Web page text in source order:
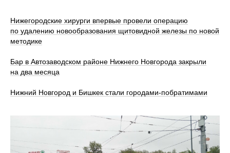
Нижегородские хирурги впервые провели операцию
по удалению новообразования щитовидной железы по новой
методике
Бар в Автозаводском районе Нижнего Новгорода закрыли
на два месяца
Нижний Новгород и Бишкек стали городами-побратимами